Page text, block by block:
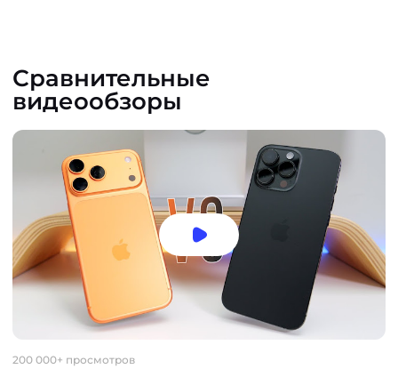
Сравнительные
видеообзоры
200 000+ просмотров